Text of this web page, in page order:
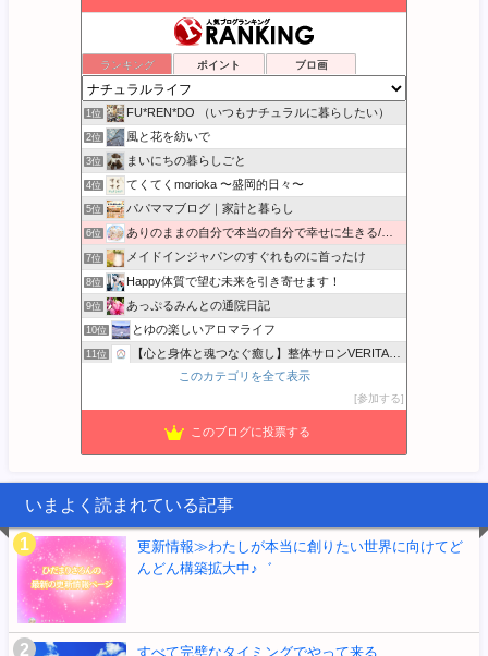
ランキング ポイント ブロ画
1位 FU*REN*DO （いつもナチュラルに暮らしたい）
2位 風と花を紡いで
3位 まいにちの暮らしごと
4位 てくてくmorioka 〜盛岡的日々〜
5位 パパママブログ｜家計と暮らし
6位 ありのままの自分で本当の自分で幸せに生きる/本音BLOG
7位 メイドインジャパンのすぐれものに首ったけ
8位 Happy体質で望む未来を引き寄せます！
9位 あっぷるみんとの通院日記
10位 とゆの楽しいアロマライフ
11位 【心と身体と魂つなぐ癒し】整体サロンVERITASのブログ
かまいと 家計簿書こうクラブ
心と体の土台から整え、本来の自分に還る暮らし
SFBliss サンフランシスコから発信☆
このカテゴリを全て表示
参加する
このブログに投票する
いまよく読まれている記事
更新情報≫わたしが本当に創りたい世界に向けてど
んどん構築拡大中♪゛
すべて完璧なタイミングでやって来る